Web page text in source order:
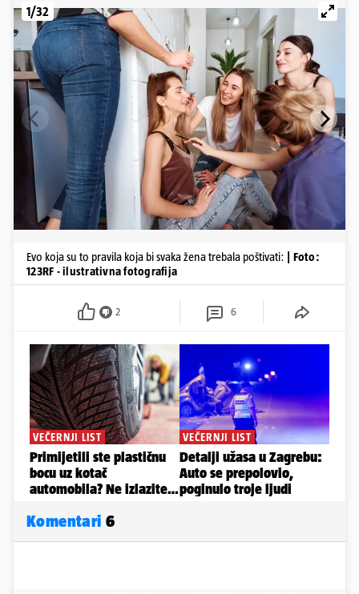
1/32
Evo koja su to pravila koja bi svaka žena trebala poštivati:
| Foto:
123RF - ilustrativna fotografija
2 6
Komentari 6